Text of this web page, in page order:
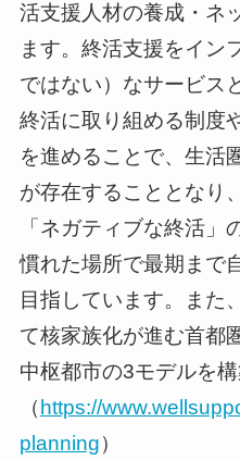
活支援人材の養成・ネ
ます。終活支援をイン
ではない）なサービス
終活に取り組める制度
を進めることで、生活
が存在することとなり
「ネガティブな終活」
慣れた場所で最期まで
目指しています。また
て核家族化が進む首都
中枢都市の3モデルを構
（ https://
planning）